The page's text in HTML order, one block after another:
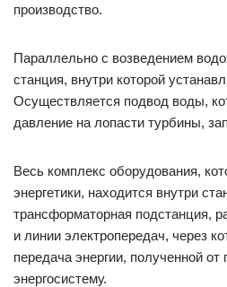
производство.
Параллельно с возведением
станция, внутри которой
Осуществляется подвод воды,
давление на лопасти турбины,
Весь комплекс оборудования,
энергетики, находится внутри
трансформаторная подстанция,
и линии электропередач, через
передача энергии, полученной от
энергосистему.